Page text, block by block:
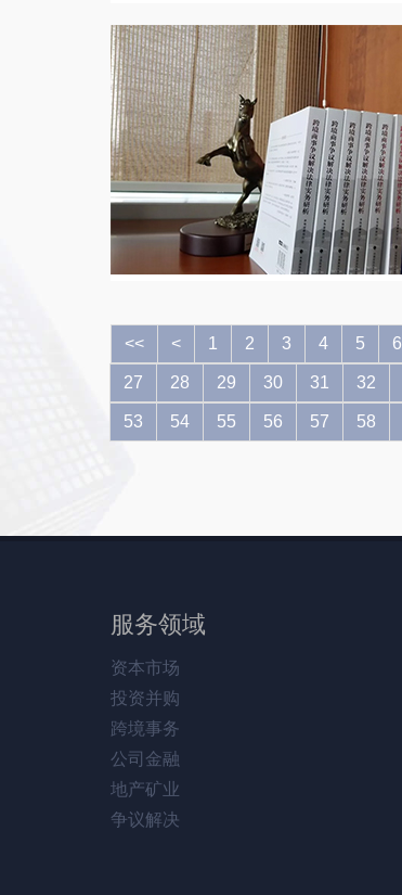
<< < 1 2 3 4 5 6
27 28 29 30 31 32
53 54 55 56 57 58
服务领域
资本市场
投资并购
跨境事务
公司金融
地产矿业
争议解决